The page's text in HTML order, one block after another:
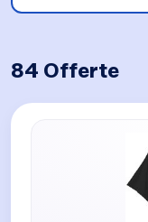
84 Offerte